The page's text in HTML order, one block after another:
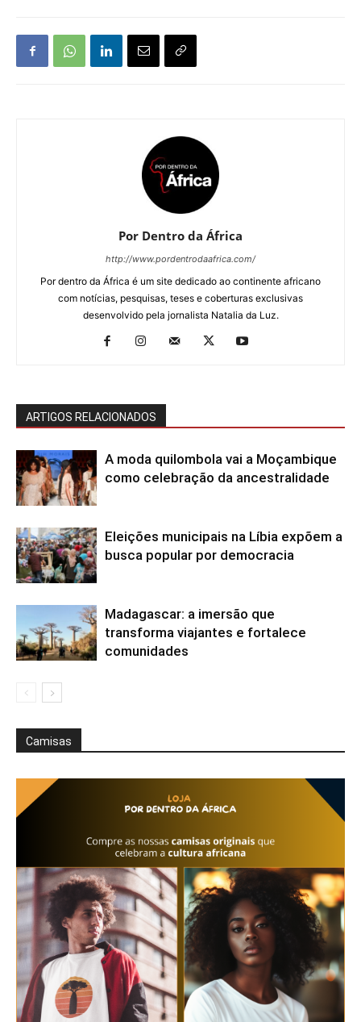
Por Dentro da África
http://www.pordentrodaafrica.com/
Por dentro da África é um site dedicado ao continente africano
com notícias, pesquisas, teses e coberturas exclusivas
desenvolvido pela jornalista Natalia da Luz.
ARTIGOS RELACIONADOS
A moda quilombola vai a Moçambique
como celebração da ancestralidade
Eleições municipais na Líbia expõem a
busca popular por democracia
Madagascar: a imersão que
transforma viajantes e fortalece
comunidades
Camisas